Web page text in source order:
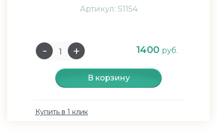
Артикул: S1154
1400 руб.
В корзину
Купить в 1 клик